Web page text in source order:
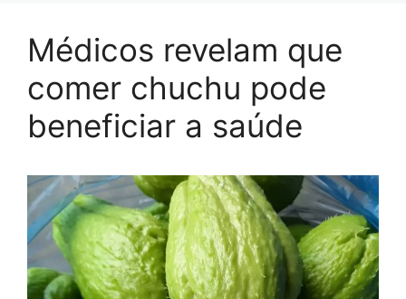
Médicos revelam que
comer chuchu pode
beneficiar a saúde